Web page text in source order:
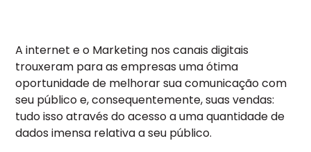
A internet e o Marketing nos canais digitais
trouxeram para as empresas uma ótima
oportunidade de melhorar sua comunicação com
seu público e, consequentemente, suas vendas:
tudo isso através do acesso a uma quantidade de
dados imensa relativa a seu público.